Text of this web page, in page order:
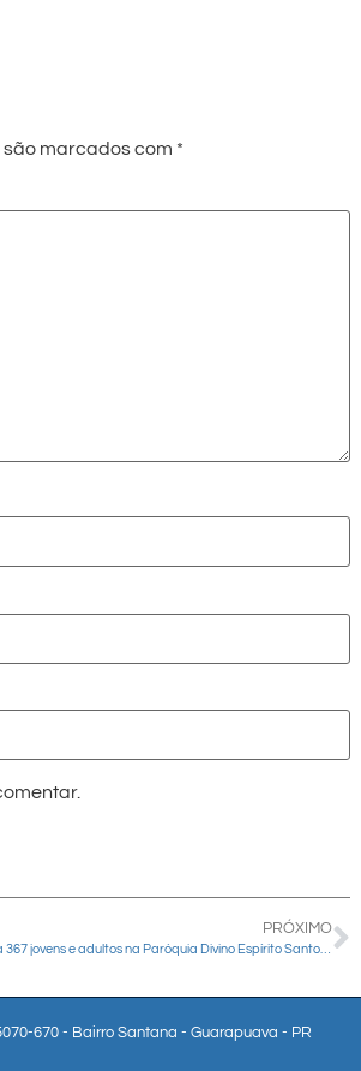
marcados com *
PRÓXIMO
670 - Bairro Santana - Guarapuava - PR